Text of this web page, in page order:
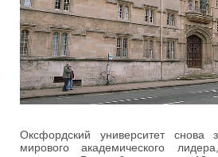
Оксфордский университет снова
мирового академического